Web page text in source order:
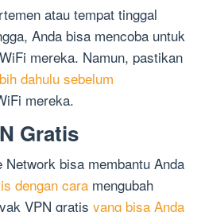
atau tempat tinggal
Anda bisa mencoba untuk
mereka. Namun, pastikan
dahulu sebelum
mereka.
Gratis
bisa membantu Anda
dengan cara mengubah
VPN gratis yang bisa Anda